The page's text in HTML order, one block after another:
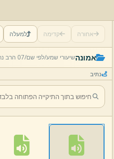
אחורה קדימה למעלה
אמונהשיעורי שמע/לפי שם/07 הרב נתן רוטמן/
נתיב